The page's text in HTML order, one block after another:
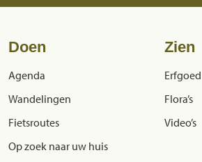
Doen
Agenda
Wandelingen
Fietsroutes
Op zoek naar uw huis
Zien
Erfgoed
Flora’s
Video’s